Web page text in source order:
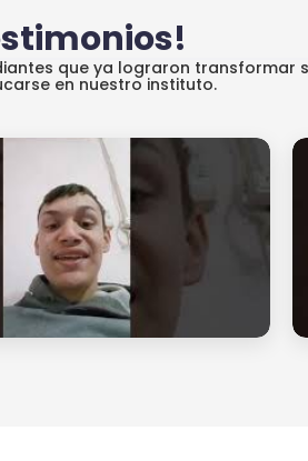
que ya lograron transformar
en nuestro instituto.